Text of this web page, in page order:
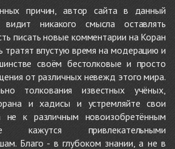
причин, автор сайта в данный
никакого смысла оставлять
писать новые комментарии на Коран
тратят впустую время на модерацию и
своём бестолковые и просто
от различных невежд этого мира.
толкования известных учёных,
и хадисы и устремляйте свои
к различным новоизобретённым
кажутся привлекательными
Благо - в глубоком знании, а не в